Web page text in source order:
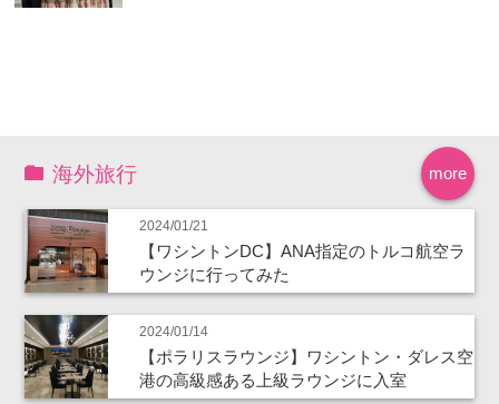
more
海外旅行
2024/01/21
【ワシントンDC】ANA指定のトルコ航空ラ
ウンジに行ってみた
2024/01/14
【ポラリスラウンジ】ワシントン・ダレス空
港の高級感ある上級ラウンジに入室